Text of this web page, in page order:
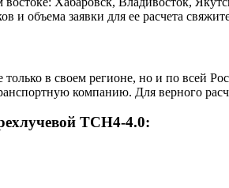
и объема заявки для ее расчета
только в своем регионе, но и по всей
компанию. Для верного
ТСН4-4.0: